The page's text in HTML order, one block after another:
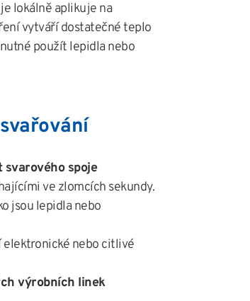
lokálně aplikuje na
vytváří dostatečné teplo
použít lepidla nebo
svarového spoje
ve zlomcích sekundy.
jsou lepidla nebo
elektronické nebo citlivé
výrobních linek